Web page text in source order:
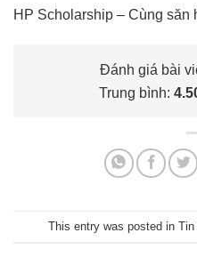
HP Scholarship – Cùng săn
Đánh giá bài
Trung bình:
This entry was posted in